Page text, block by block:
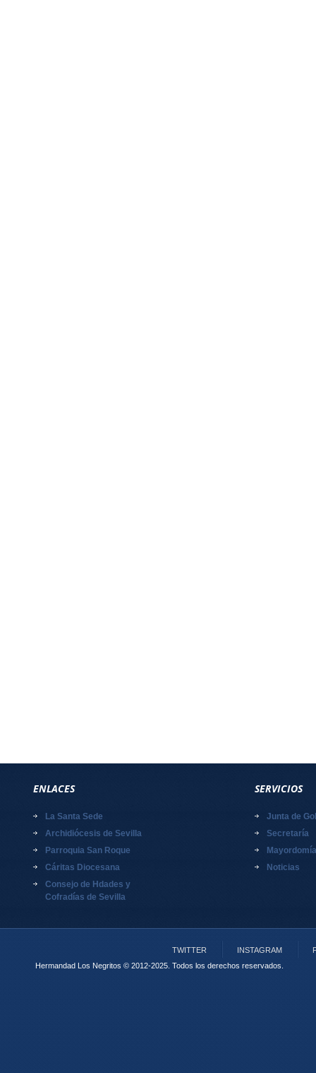
ENLACES
La Santa Sede
Archidiócesis de Sevilla
Parroquia San Roque
Cáritas Diocesana
Consejo de Hdades y
Cofradías de Sevilla
SERVICIOS
Junta de
Secretaría
Mayordomía
Noticias
TWITTER INSTAGRAM
Hermandad Los Negritos © 2012-2025. Todos los derechos reservados.